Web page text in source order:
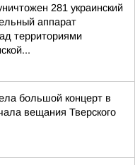
281 украинский
аппарат
территориями
большой концерт в
вещания Тверского